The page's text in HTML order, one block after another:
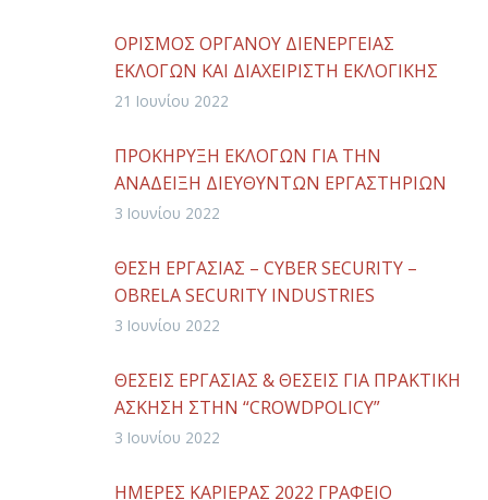
ΟΡΙΣΜΟΣ ΟΡΓΑΝΟΥ ΔΙΕΝΕΡΓΕΙΑΣ
ΕΚΛΟΓΩΝ ΚΑΙ ΔΙΑΧΕΙΡΙΣΤΗ ΕΚΛΟΓΙΚΗΣ
ΔΙΑΔΙΚΑΣΙΑΣ ΓΙΑ ΤΗΝ ΑΝΑΔΕΙΞΗ
21 Ιουνίου 2022
ΠΡΟΚΗΡΥΞΗ ΕΚΛΟΓΩΝ ΓΙΑ ΤΗΝ
ΑΝΑΔΕΙΞΗ ΔΙΕΥΘΥΝΤΩΝ ΕΡΓΑΣΤΗΡΙΩΝ
3 Ιουνίου 2022
ΘΕΣΗ ΕΡΓΑΣΙΑΣ – CYBER SECURITY –
OBRELA SECURITY INDUSTRIES
3 Ιουνίου 2022
ΘΕΣΕΙΣ ΕΡΓΑΣΙΑΣ & ΘΕΣΕΙΣ ΓΙΑ ΠΡΑΚΤΙΚΗ
ΑΣΚΗΣΗ ΣΤΗΝ “CROWDPOLICY”
3 Ιουνίου 2022
ΗΜΕΡΕΣ ΚΑΡΙΕΡΑΣ 2022 ΓΡΑΦΕΙΟ